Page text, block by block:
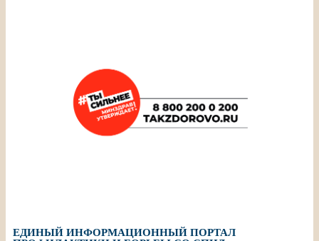
ЕДИНЫЙ ИНФОРМАЦИОННЫЙ ПОРТАЛ